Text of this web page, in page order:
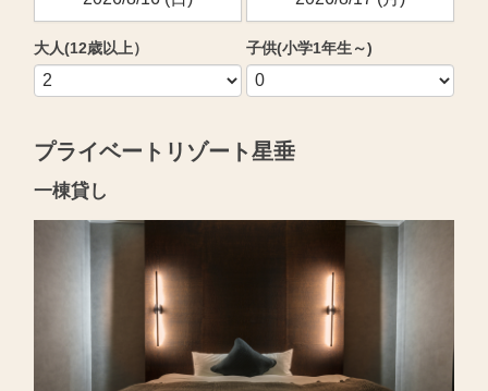
大人(12歳以上） 子供(小学1年生～)
プライベートリゾート星垂
一棟貸し